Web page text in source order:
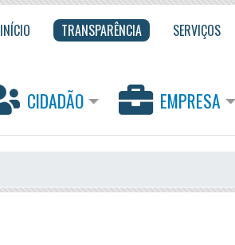
INÍCIO TRANSPARÊNCIA SERVIÇOS
CIDADÃO EMPRESA